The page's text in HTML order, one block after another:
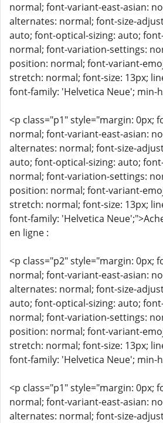
normal; font-variant-east-asian:
alternates: normal; font-size-
auto; font-optical-sizing: auto;
normal; font-variation-settings:
position: normal; font-variant-
stretch: normal; font-size: 13px;
font-family: 'Helvetica Neue'; min-
<p class="p1" style="margin: 0px;
normal; font-variant-east-asian:
alternates: normal; font-size-
auto; font-optical-sizing: auto;
normal; font-variation-settings:
position: normal; font-variant-
stretch: normal; font-size: 13px;
font-family: 'Helvetica
en ligne :
<p class="p2" style="margin: 0px;
normal; font-variant-east-asian:
alternates: normal; font-size-
auto; font-optical-sizing: auto;
normal; font-variation-settings:
position: normal; font-variant-
stretch: normal; font-size: 13px;
font-family: 'Helvetica Neue'; min-
<p class="p1" style="margin: 0px;
normal; font-variant-east-asian:
alternates: normal; font-size-